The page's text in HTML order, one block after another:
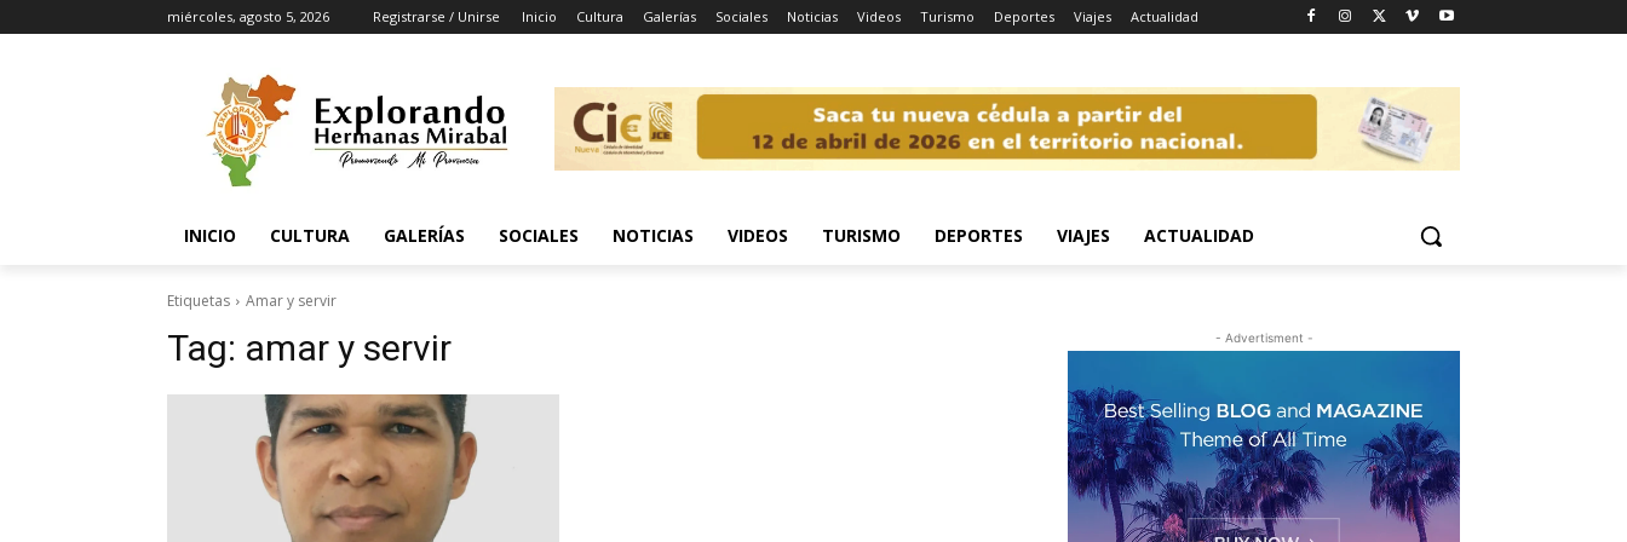
miércoles, agosto 5, 2026 Registrarse / Unirse Inicio Cultura Galerías Sociales Noticias Videos Turismo Deportes Viajes Actualidad
INICIO CULTURA GALERÍAS SOCIALES NOTICIAS VIDEOS TURISMO DEPORTES VIAJES ACTUALIDAD
Etiquetas Amar y servir
Tag: amar y servir - Advertisment -